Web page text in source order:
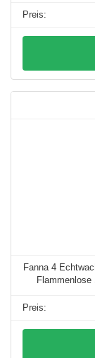
Fanna 4